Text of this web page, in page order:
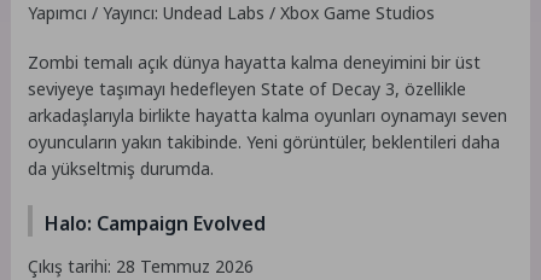
Yapımcı / Yayıncı: Undead Labs / Xbox Game Studios
Zombi temalı açık dünya hayatta kalma deneyimini bir üst
seviyeye taşımayı hedefleyen State of Decay 3, özellikle
arkadaşlarıyla birlikte hayatta kalma oyunları oynamayı seven
oyuncuların yakın takibinde. Yeni görüntüler, beklentileri daha
da yükseltmiş durumda.
Halo: Campaign Evolved
Çıkış tarihi: 28 Temmuz 2026